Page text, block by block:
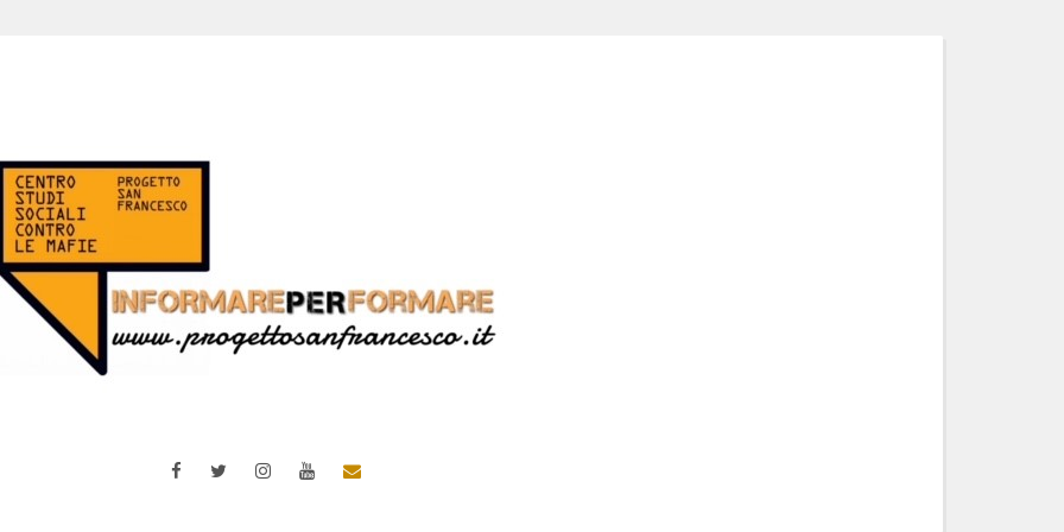
FacebookTwitterInstagramYouTubeEmail